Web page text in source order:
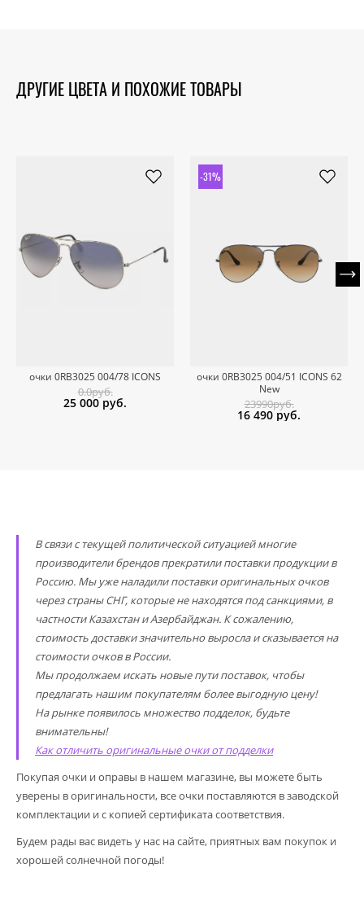
ДРУГИЕ ЦВЕТА И ПОХОЖИЕ ТОВАРЫ
очки 0RB3025 004/78 ICONS
0.0руб.
25 000 руб.
-31%
очки 0RB3025 004/51 ICONS 62
New
23990руб.
16 490 руб.
В связи с текущей политической ситуацией многие
производители брендов прекратили поставки продукции в
Россию. Мы уже наладили поставки оригинальных очков
через страны СНГ, которые не находятся под санкциями, в
частности Казахстан и Азербайджан. К сожалению,
стоимость доставки значительно выросла и сказывается на
стоимости очков в России.
Мы продолжаем искать новые пути поставок, чтобы
предлагать нашим покупателям более выгодную цену!
На рынке появилось множество подделок, будьте
внимательны!
Как отличить оригинальные очки от подделки
Покупая очки и оправы в нашем магазине, вы можете быть
уверены в оригинальности, все очки поставляются в заводской
комплектации и с копией сертификата соответствия.
Будем рады вас видеть у нас на сайте, приятных вам покупок и
хорошей солнечной погоды!